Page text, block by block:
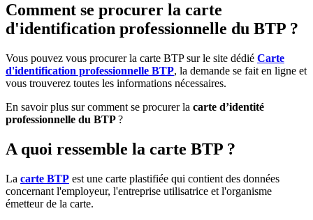
Comment se procurer la carte
d'identification professionnelle du BTP ?
Vous pouvez vous procurer la carte BTP sur le site dédié Carte
d'identification professionnelle BTP, la demande se fait en ligne et
vous trouverez toutes les informations nécessaires.
En savoir plus surcomment se procurer la carte d’identité
professionnelle du BTP ?
A quoi ressemble la carte BTP ?
La carte BTP est une carte plastifiée qui contient des données
concernant l'employeur, l'entreprise utilisatrice et l'organisme
émetteur de la carte.